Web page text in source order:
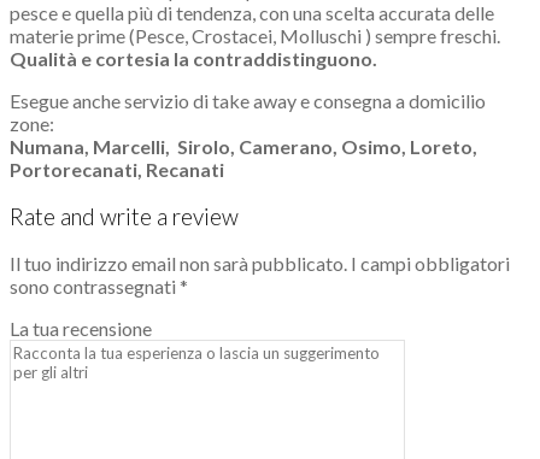
pesce e quella più di tendenza, con una scelta accurata delle
materie prime (Pesce, Crostacei, Molluschi ) sempre freschi.
Qualità e cortesia la contraddistinguono.
Esegue anche servizio di take away e consegna a domicilio
zone:
Numana, Marcelli, Sirolo, Camerano, Osimo, Loreto,
Portorecanati, Recanati
Rate and write a review
Il tuo indirizzo email non sarà pubblicato. I campi obbligatori
sono contrassegnati *
La tua recensione